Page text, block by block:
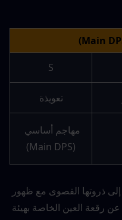
S
تعويذة
(Main DPS)